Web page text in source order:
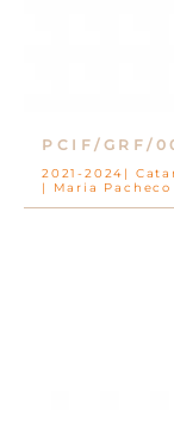
PCIF/GRF/
2021-2024
Maria